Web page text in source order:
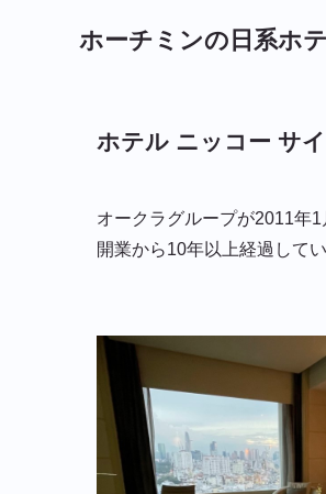
ホーチミンの日系ホ
ホテル ニッコー
オークラグループが2011年
開業から10年以上経過して